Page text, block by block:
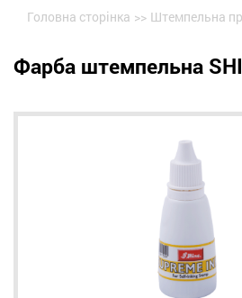
Головна сторінка >> Штемпельна
Фарба штемпельна